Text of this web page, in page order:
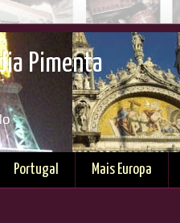
Pimenta
Portugal Mais Europa